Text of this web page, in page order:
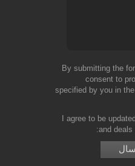
By submitting the
consent to
specified by you in
I agree to be
and deals